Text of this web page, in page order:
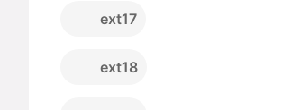
ext17
ext18